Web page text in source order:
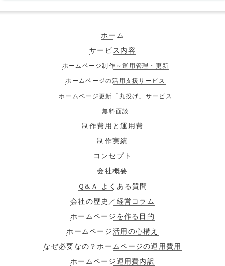
ホーム
サービス内容
ホームページ制作～運用管理・更新
ホームページの活用支援サービス
ホームページ更新「丸投げ」サービス
無料面談
制作費用と運用費
制作実績
コンセプト
会社概要
Ｑ&Ａ よくある質問
会社の歴史／経営コラム
ホームページを作る目的
ホームページ活用の心構え
なぜ必要なの？ホームページの運用費用
ホームページ運用費内訳